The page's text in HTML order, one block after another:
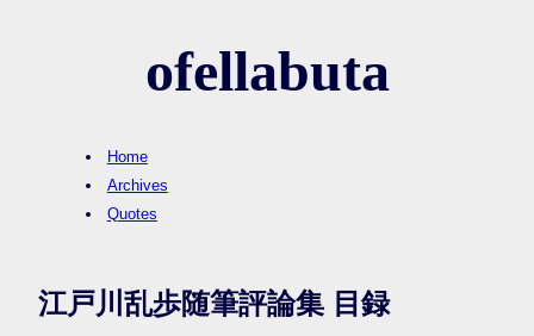
ofellabuta
Home
Archives
Quotes
江戸川乱歩随筆評論集 目録